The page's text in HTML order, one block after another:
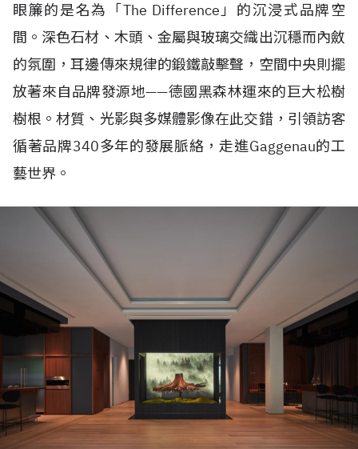
眼簾的是名為「The Difference」的沉浸式品牌空
間。深色石材、木頭、金屬與玻璃交織出沉穩而內斂
的氛圍，耳邊傳來規律的鍛鐵敲擊聲，空間中央則擺
放著來自品牌發源地——德國黑森林運來的巨大松樹
樹根。材質、光影與多媒體影像在此交錯，引領訪客
循著品牌340多年的發展脈絡，走進Gaggenau的工
藝世界。